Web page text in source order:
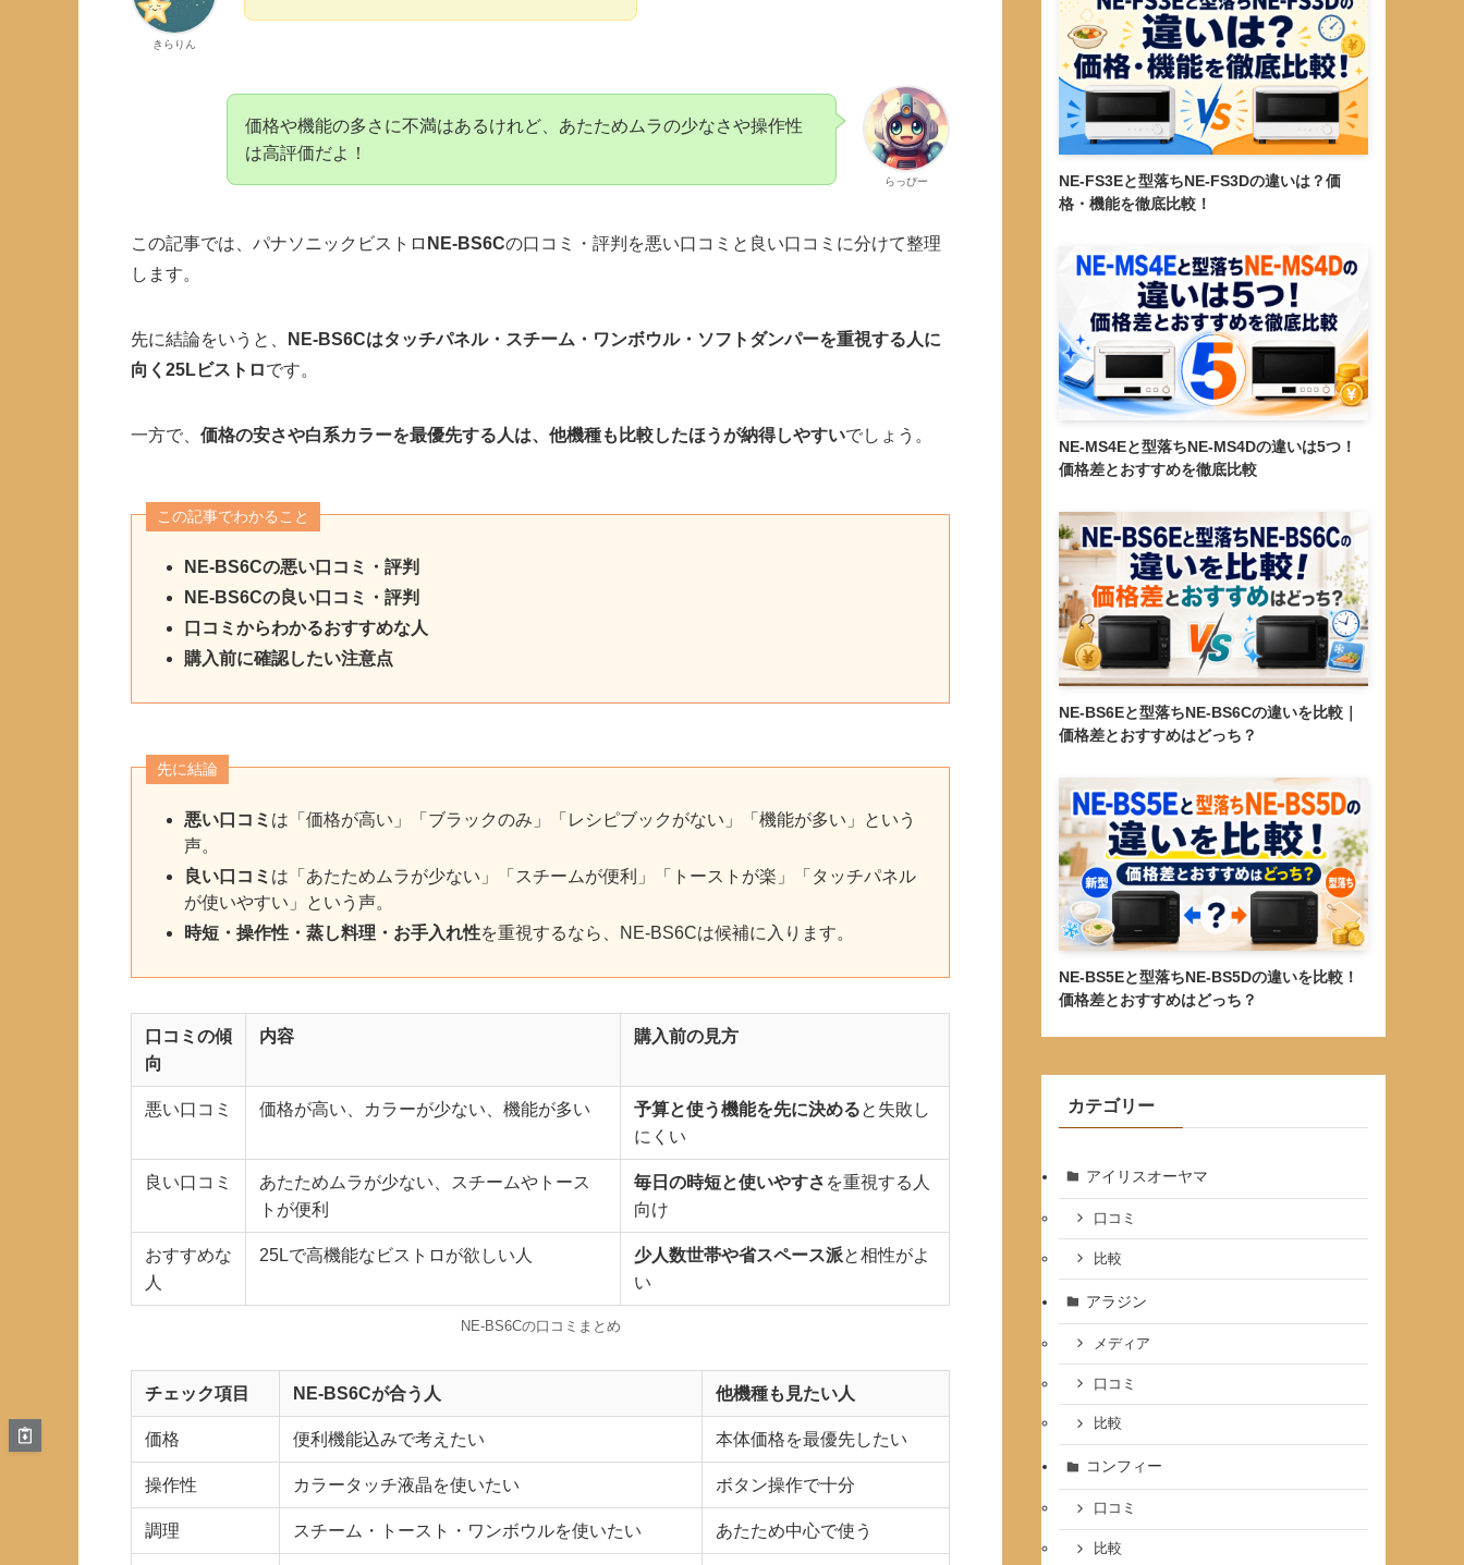
きらりん
らっぴー
価格や機能の多さに不満はあるけれど、あたためムラの少なさや操作性
は高評価だよ！
この記事では、パナソニックビストロ NE-BS6Cの口コミ・評判を悪い口コミと良い口コミに分けて整理
します。
先に結論をいうと、
NE-BS6Cはタッチパネル・スチーム・ワンボウル・ソフトダンパーを重視する人に
向く25Lビストロです。
一方で、 価格の安さや白系カラーを最優先する人は、他機種も比較したほうが納得しやすいでしょう。
この記事でわかること
NE-BS6Cの悪い口コミ・評判
NE-BS6Cの良い口コミ・評判
口コミからわかるおすすめな人
購入前に確認したい注意点
先に結論
悪い口コミ は「価格が高い」「ブラックのみ」「レシピブックがない」「機能が多い」という
声。
良い口コミ は「あたためムラが少ない」「スチームが便利」「トーストが楽」「タッチパネル
が使いやすい」という声。
時短・操作性・蒸し料理・お手入れ性を重視するなら、NE-BS6Cは候補に入ります。
口コミの傾
向
内容 購入前の見方
悪い口コミ 価格が高い、カラーが少ない、機能が多い 予算と使う機能を先に決めると失敗し
にくい
良い口コミ
あたためムラが少ない、スチームやトース
トが便利
毎日の時短と使いやすさ を重視する人
向け
おすすめな
人
25Lで高機能なビストロが欲しい人 少人数世帯や省スペース派と相性がよ
い
NE-BS6Cの口コミまとめ
チェック項目 NE-BS6Cが合う人 他機種も見たい人
価格 便利機能込みで考えたい 本体価格を最優先したい
操作性 カラータッチ液晶を使いたい ボタン操作で十分
調理 スチーム・トースト・ワンボウルを使いたい あたため中心で使う
NE-FS3Eと型落ちNE-FS3Dの違いは？価
格・機能を徹底比較！
NE-MS4Eと型落ちNE-MS4Dの違いは5つ！
価格差とおすすめを徹底比較
NE-BS6Eと型落ちNE-BS6Cの違いを比較｜
価格差とおすすめはどっち？
NE-BS5Eと型落ちNE-BS5Dの違いを比較！
価格差とおすすめはどっち？
カテゴリー
アイリスオーヤマ
口コミ
比較
アラジン
メディア
口コミ
比較
コンフィー
口コミ
比較